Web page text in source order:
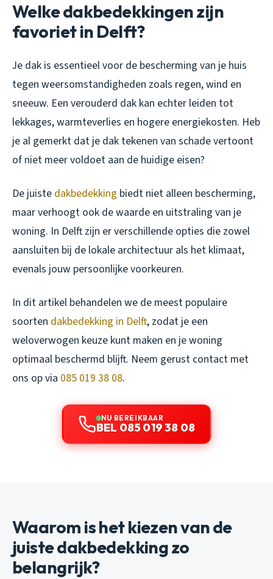
Welke dakbedekkingen zijn
favoriet in Delft?
Je dak is essentieel voor de bescherming van je huis
tegen weersomstandigheden zoals regen, wind en
sneeuw. Een verouderd dak kan echter leiden tot
lekkages, warmteverlies en hogere energiekosten. Heb
je al gemerkt dat je dak tekenen van schade vertoont
of niet meer voldoet aan de huidige eisen?
De juiste dakbedekking biedt niet alleen bescherming,
maar verhoogt ook de waarde en uitstraling van je
woning. In Delft zijn er verschillende opties die zowel
aansluiten bij de lokale architectuur als het klimaat,
evenals jouw persoonlijke voorkeuren.
In dit artikel behandelen we de meest populaire
soorten dakbedekking in Delft, zodat je een
weloverwogen keuze kunt maken en je woning
optimaal beschermd blijft. Neem gerust contact met
ons op via 085 019 38 08.
NU BEREIKBAAR
BEL 085 019 38 08
Waarom is het kiezen van de
juiste dakbedekking zo
belangrijk?